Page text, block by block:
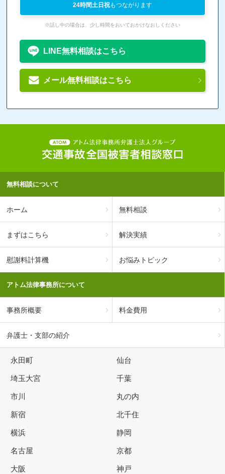
24時間土日祝もつながります
※話し中の場合は、少し時間をおいておかけなおしください
LINE無料相談はこちら
メール無料相談はこちら
無料相談について
ホーム 無料相談
まずはこちら 解決実績
慰謝料計算機 お悩みトピック
アトム法律事務所について
事務所概要 料金費用
弁護士・支部の紹介
永田町 仙台
埼玉大宮 千葉
市川 丸の内
新宿 北千住
横浜 静岡
名古屋 京都
大阪 神戸